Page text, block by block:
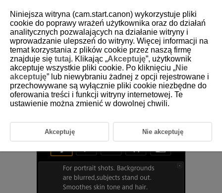
D388-045
Portrait
Use [ ] (Portrait) to blur the background and make the person you
shoot stand out. It also makes skin tones and hair look softer.
Niniejsza witryna (cam.start.canon) wykorzystuje pliki
cookie do poprawy wrażeń użytkownika oraz do działań
analitycznych pozwalających na działanie witryny i
wprowadzanie ulepszeń do witryny. Więcej informacji na
temat korzystania z plików cookie przez naszą firmę
znajduje się tutaj. Klikając „Akceptuję”, użytkownik
akceptuje wszystkie pliki cookie. Po kliknięciu „Nie
akceptuję” lub niewybraniu żadnej z opcji rejestrowane i
przechowywane są wyłącznie pliki cookie niezbędne do
oferowania treści i funkcji witryny internetowej. Te
ustawienie można zmienić w dowolnej chwili.
Akceptuję Nie akceptuję